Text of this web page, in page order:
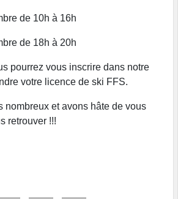
de 10h à 16h
de 18h à 20h
pourrez vous inscrire dans notre
votre licence de ski FFS.
nombreux et avons hâte de vous
retrouver !!!